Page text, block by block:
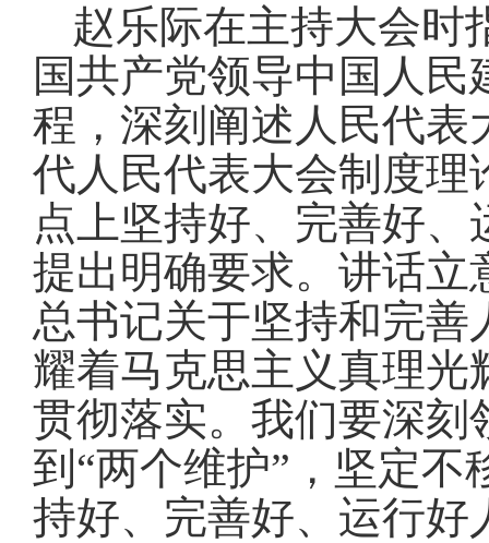
赵乐际在主持大会时
国共产党领导中国人
程，深刻阐述人民代表
代人民代表大会制度理
点上坚持好、完善好
提出明确要求。讲话立
总书记关于坚持和完
耀着马克思主义真理
贯彻落实。我们要深刻
到“两个维护”，坚定
持好、完善好、运行好